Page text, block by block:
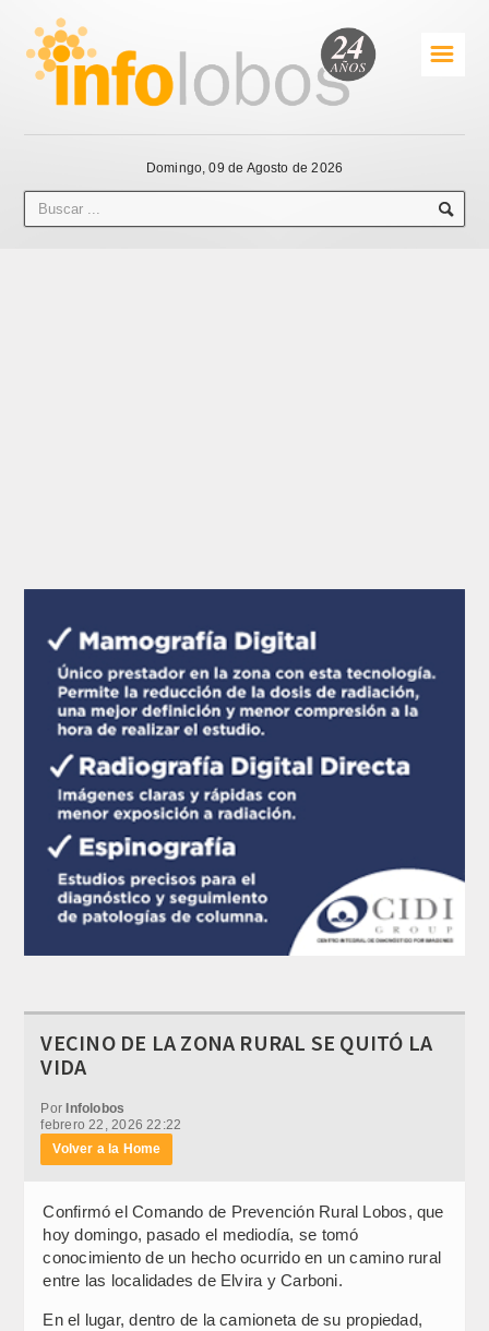
☰
Domingo, 09 de Agosto de 2026
VECINO DE LA ZONA RURAL SE QUITÓ LA
VIDA
PorInfolobos
febrero 22, 2026 22:22
Volver a la Home
Confirmó el Comando de Prevención Rural Lobos, que
hoy domingo, pasado el mediodía, se tomó
conocimiento de un hecho ocurrido en un camino rural
entre las localidades de Elvira y Carboni.
En el lugar, dentro de la camioneta de su propiedad,